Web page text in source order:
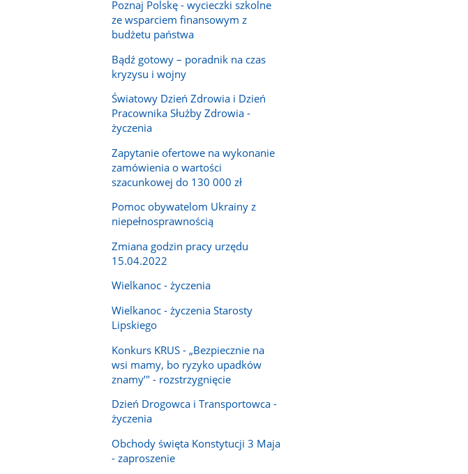
Poznaj Polskę - wycieczki szkolne
ze wsparciem finansowym z
budżetu państwa
Bądź gotowy – poradnik na czas
kryzysu i wojny
Światowy Dzień Zdrowia i Dzień
Pracownika Służby Zdrowia -
życzenia
Zapytanie ofertowe na wykonanie
zamówienia o wartości
szacunkowej do 130 000 zł
Pomoc obywatelom Ukrainy z
niepełnosprawnością
Zmiana godzin pracy urzędu
15.04.2022
Wielkanoc - życzenia
Wielkanoc - życzenia Starosty
Lipskiego
Konkurs KRUS - „Bezpiecznie na
wsi mamy, bo ryzyko upadków
znamy’" - rozstrzygnięcie
Dzień Drogowca i Transportowca -
życzenia
Obchody święta Konstytucji 3 Maja
- zaproszenie